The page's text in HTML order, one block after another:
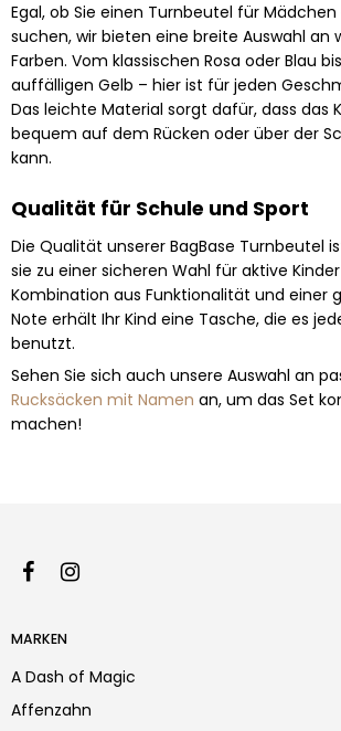
Egal, ob Sie einen Turnbeutel für
suchen, wir bieten eine breite Auswahl an
Farben. Vom klassischen Rosa oder Blau
auffälligen Gelb – hier ist für jeden
Das leichte Material sorgt dafür, dass das
bequem auf dem Rücken oder über der
kann.
Qualität für Schule und Sport
Die Qualität unserer BagBase Turnbeutel
sie zu einer sicheren Wahl für aktive
Kombination aus Funktionalität und einer
Note erhält Ihr Kind eine Tasche, die es
benutzt.
Sehen Sie sich auch unsere Auswahl an
Rucksäcken mit Namen an, um das Set
machen!
MARKEN
A Dash of Magic
Affenzahn